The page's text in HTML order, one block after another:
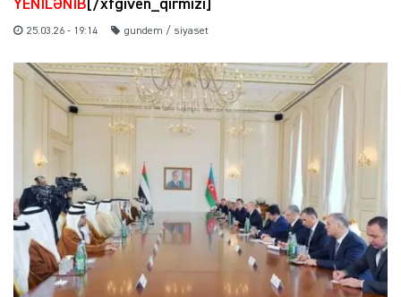
YENİLƏNİB [/xfgiven_qirmizi]
25.03.26 - 19:14 gundem / siyaset